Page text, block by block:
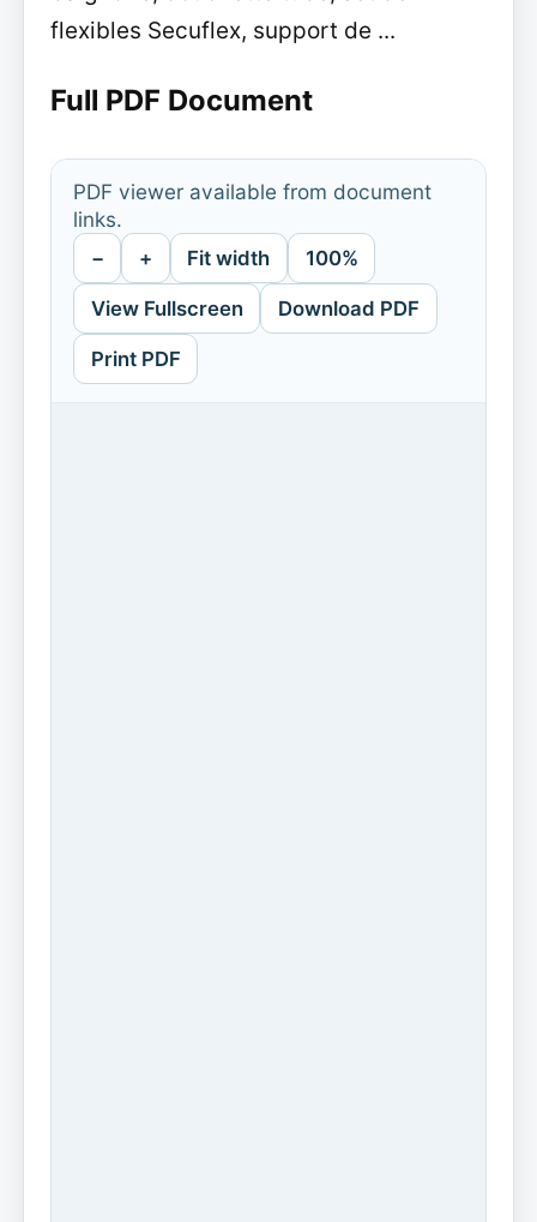
flexibles Secuflex, support de ...
Full PDF Document
PDF viewer available from document
links.
− + Fit width 100%
View Fullscreen Download PDF
Print PDF